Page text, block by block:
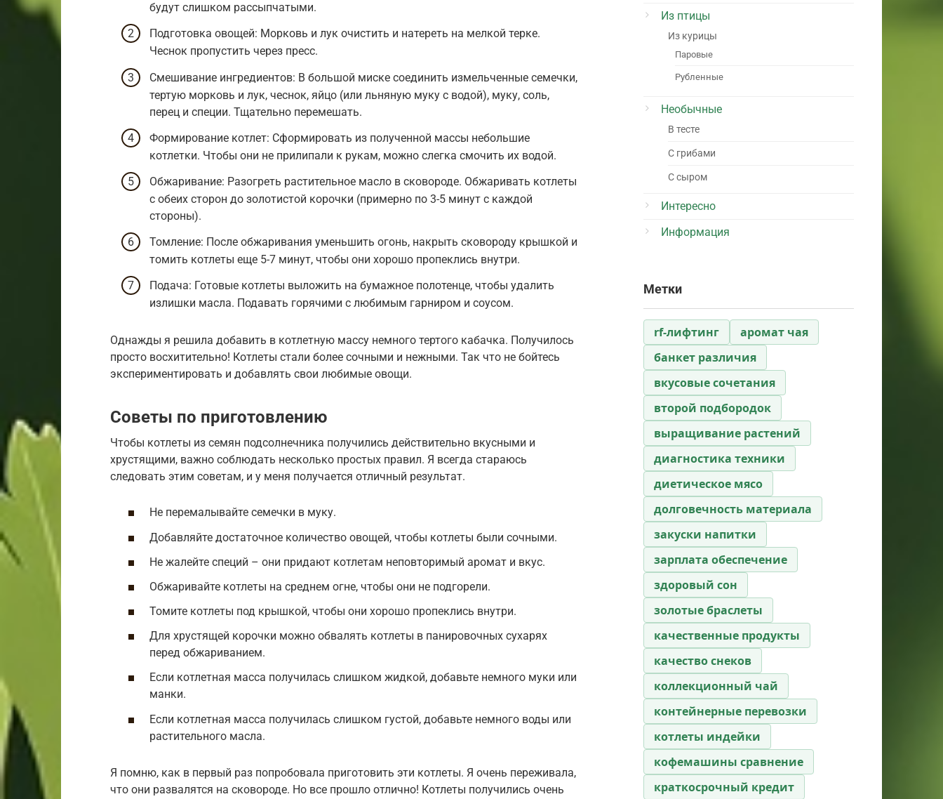
будут слишком рассыпчатыми.
Подготовка овощей: Морковь и лук очистить и натереть на мелкой терке.
Чеснок пропустить через пресс.
Смешивание ингредиентов: В большой миске соединить измельченные семечки,
тертую морковь и лук, чеснок, яйцо (или льняную муку с водой), муку, соль,
перец и специи. Тщательно перемешать.
Формирование котлет: Сформировать из полученной массы небольшие
котлетки. Чтобы они не прилипали к рукам, можно слегка смочить их водой.
Обжаривание: Разогреть растительное масло в сковороде. Обжаривать котлеты
с обеих сторон до золотистой корочки (примерно по 3-5 минут с каждой
стороны).
Томление: После обжаривания уменьшить огонь, накрыть сковороду крышкой и
томить котлеты еще 5-7 минут, чтобы они хорошо пропеклись внутри.
Подача: Готовые котлеты выложить на бумажное полотенце, чтобы удалить
излишки масла. Подавать горячими с любимым гарниром и соусом.
Однажды я решила добавить в котлетную массу немного тертого кабачка. Получилось
просто восхитительно! Котлеты стали более сочными и нежными. Так что не бойтесь
экспериментировать и добавлять свои любимые овощи.
Советы по приготовлению
Чтобы котлеты из семян подсолнечника получились действительно вкусными и
хрустящими, важно соблюдать несколько простых правил. Я всегда стараюсь
следовать этим советам, и у меня получается отличный результат.
Не перемалывайте семечки в муку.
Добавляйте достаточное количество овощей, чтобы котлеты были сочными.
Не жалейте специй – они придают котлетам неповторимый аромат и вкус.
Обжаривайте котлеты на среднем огне, чтобы они не подгорели.
Томите котлеты под крышкой, чтобы они хорошо пропеклись внутри.
Для хрустящей корочки можно обвалять котлеты в панировочных сухарях
перед обжариванием.
Если котлетная масса получилась слишком жидкой, добавьте немного муки или
манки.
Если котлетная масса получилась слишком густой, добавьте немного воды или
растительного масла.
Я помню, как в первый раз попробовала приготовить эти котлеты. Я очень переживала,
что они развалятся на сковороде. Но все прошло отлично! Котлеты получились очень
Из птицы
Из курицы
Паровые
Рубленные
Необычные
В тесте
С грибами
С сыром
Интересно
Информация
Метки
rf-лифтинг
аромат чая
банкет различия
вкусовые сочетания
второй подбородок
выращивание растений
диагностика техники
диетическое мясо
долговечность материала
закуски напитки
зарплата обеспечение
здоровый сон
золотые браслеты
качественные продукты
качество снеков
коллекционный чай
контейнерные перевозки
котлеты индейки
кофемашины сравнение
краткосрочный кредит